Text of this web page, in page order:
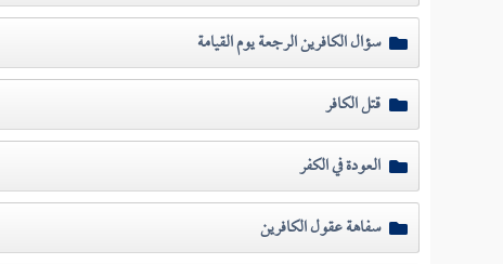
سؤال الكافرين الرجعة يوم القيامة
قتل الكافر
العودة في الكفر
سفاهة عقول الكافرين